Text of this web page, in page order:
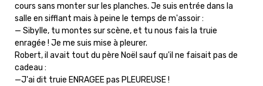
cours sans monter sur les planches. Je suis entrée dans la
salle en sifflant mais à peine le temps de m'assoir :
— Sibylle, tu montes sur scène, et tu nous fais la truie
enragée ! Je me suis mise à pleurer.
Robert, il avait tout du père Noël sauf qu'il ne faisait pas de
cadeau :
—J'ai dit truie ENRAGEE pas PLEUREUSE !